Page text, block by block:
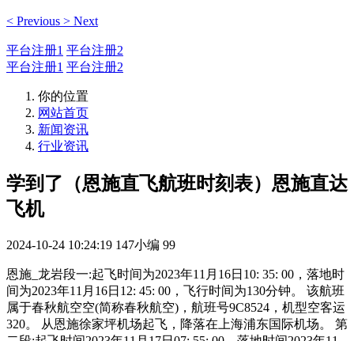
< Previous > Next
平台注册1 平台注册2
平台注册1 平台注册2
你的位置
网站首页
新闻资讯
行业资讯
学到了（恩施直飞航班时刻表）恩施直达
飞机
2024-10-24 10:24:19 147小编 99
恩施_龙岩段一:起飞时间为2023年11月16日10: 35: 00，落地时
间为2023年11月16日12: 45: 00，飞行时间为130分钟。 该航班
属于春秋航空空(简称春秋航空)，航班号9C8524，机型空客运
320。 从恩施徐家坪机场起飞，降落在上海浦东国际机场。 第